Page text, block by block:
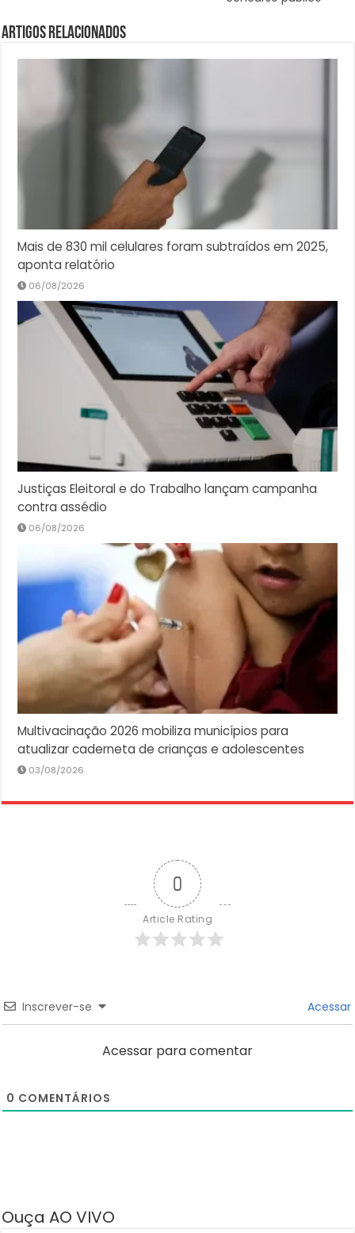
Artigos Relacionados
Mais de 830 mil celulares foram subtraídos em 2025,
aponta relatório
06/08/2026
Justiças Eleitoral e do Trabalho lançam campanha
contra assédio
06/08/2026
Multivacinação 2026 mobiliza municípios para
atualizar caderneta de crianças e adolescentes
03/08/2026
0
Article Rating
Inscrever-se Acessar
Acessar para comentar
0 COMENTÁRIOS
Ouça AO VIVO